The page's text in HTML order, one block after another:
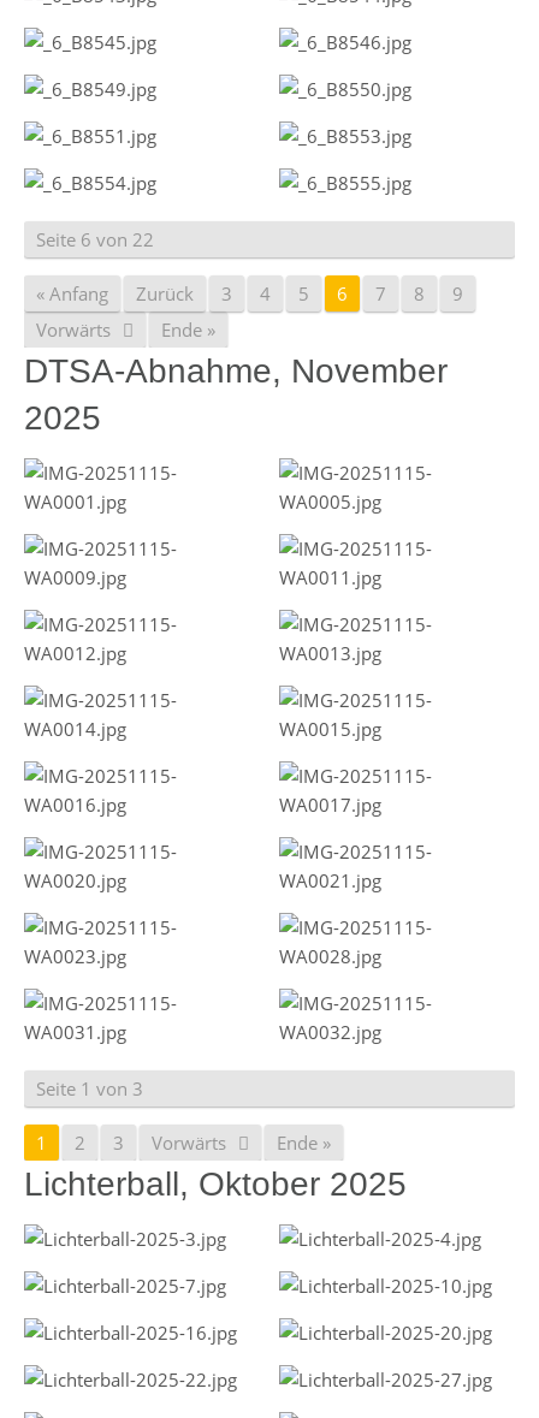
Seite 6 von 22
« Anfang Zurück 3 4 5 6 7 8
9
Vorwärts
Ende »
DTSA-Abnahme, November
2025
Seite 1 von 3
1 2 3 Vorwärts Ende »
Lichterball, Oktober 2025